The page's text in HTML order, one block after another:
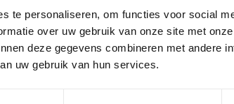
te personaliseren, om functies voor social
over uw gebruik van onze site met
deze gegevens combineren met andere
uw gebruik van hun services.